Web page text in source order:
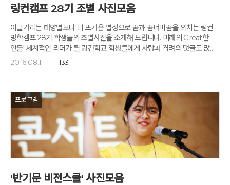
"오늘도 명상과 예술이 만났습니다. 그것은 내면의 나와 깊게 만나는
일입니다. 달리의 표현을 빌리면 내면의 서랍을 만들고 혹은 열고 들어가는
것입니다." 고도원님의 미니특강입니다. "시간은 규칙적으로 지속되지
않는다. 시간은 조작되거나 늘어지거나, 멈추거나, 심지어는 거꾸로 갈 수도
있다." 달리의 말입니다. 예술과 명상의 만남은 의미 없이 흘러갈 수 있는
감수성의 우물을 깊이 파고 내 안의 우주를 만나는 시간입니다. 시간의
링컨캠프 28기 조별 사진모음
이글거리는 태양열보다 더 뜨거운 열정으로 꿈과 꿈너머꿈을 외치는 링컨
방학캠프 28기 학생들의 조별사진을 소개해 드립니다. 미래의 Great한
인물! 세계적인 리더가 될 링컨학교 학생들에게 사랑과 격려의 댓글도 많이
남겨주시기 바랍니다. 빨강꿈방 1조 2조 주황꿈방 3조 4조 5조 노랑꿈방
2016.08.11 133
프로그램
'반기문 비전스쿨' 사진모음